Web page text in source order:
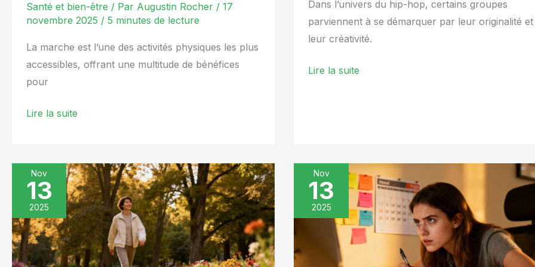
Santé et bien-être / Par Augustin Rocher / 17
novembre 2025 / 5 minutes de lecture
La marche est l’une des activités physiques les plus
accessibles, offrant une multitude de bénéfices
pour
Lire la suite
Dans l’univers du hip-hop, certains groupes
parviennent à se démarquer par leur originalité et
leur créativité.
Lire la suite
Nov
13
2025
Quand
je
marche
bienfaits
Nov
13
2025
Comment
définir
et
atteindre